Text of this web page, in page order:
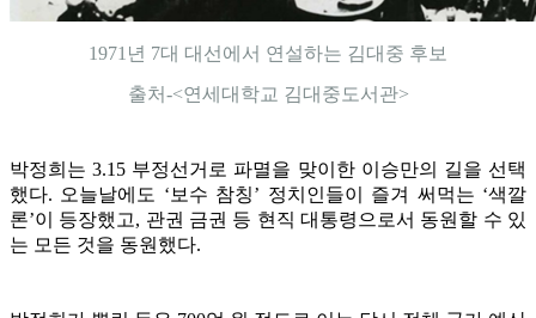
1971년 7대 대선에서 연설하는 김대중 후보
출처-<연세대학교 김대중도서관>
박정희는 3.15 부정선거로 파멸을 맞이한 이승만의 길을 선택
했다. 오늘날에도 ‘보수 참칭’ 정치인들이 즐겨 써먹는 ‘색깔
론’이 등장했고, 관권 금권 등 현직 대통령으로서 동원할 수 있
는 모든 것을 동원했다.